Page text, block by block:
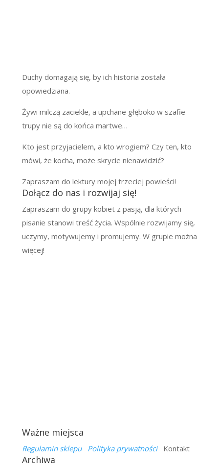
Duchy domagają się, by ich historia została
opowiedziana.
Żywi milczą zaciekle, a upchane głęboko w szafie
trupy nie są do końca martwe…
Kto jest przyjacielem, a kto wrogiem? Czy ten, kto
mówi, że kocha, może skrycie nienawidzić?
Zapraszam do lektury mojej trzeciej powieści!
Dołącz do nas i rozwijaj się!
Zapraszam do grupy kobiet z pasją, dla których
pisanie stanowi treść życia. Wspólnie rozwijamy się,
uczymy, motywujemy i promujemy. W grupie można
więcej!
Ważne miejsca
Regulamin sklepu Polityka prywatnościKontakt
Archiwa